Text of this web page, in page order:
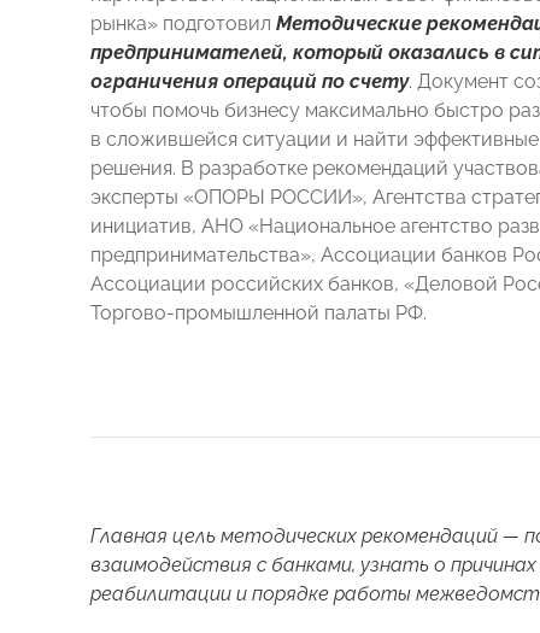
рынка» подготовил Методические
предпринимателей, который оказались в
ограничения операций по счету. Документ
чтобы помочь бизнесу максимально быстро
в сложившейся ситуации и найти
решения. В разработке рекомендаций
эксперты «ОПОРЫ РОССИИ», Агентства
инициатив, АНО «Национальное агентство
предпринимательства», Ассоциации банков
Ассоциации российских банков, «Деловой
Торгово-промышленной палаты РФ.
Главная цель методических рекомендаций —
взаимодействия с банками, узнать о
реабилитации и порядке работы